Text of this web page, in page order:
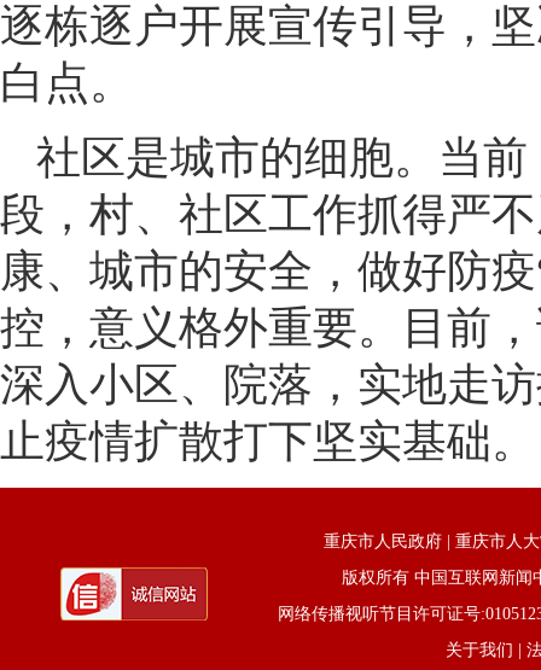
逐栋逐户开展宣传引导，
白点。
社区是城市的细胞。当
段，村、社区工作抓得严
康、城市的安全，做好防
控，意义格外重要。目前
深入小区、院落，实地走
止疫情扩散打下坚实基础
重庆市人民政府
重庆市人
版权所有 中国互联网新闻
网络传播视听节目许可证号
关于我们 |